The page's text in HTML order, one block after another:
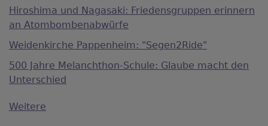
Hiroshima und Nagasaki: Friedensgruppen erinnern
an Atombombenabwürfe
Weidenkirche Pappenheim: "Segen2Ride"
500 Jahre Melanchthon-Schule: Glaube macht den
Unterschied
Weitere